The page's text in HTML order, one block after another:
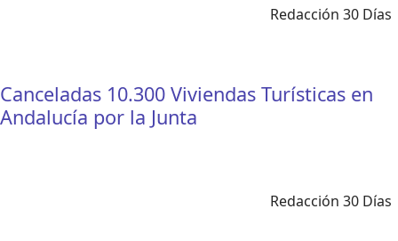
Redacción 30 Días
Canceladas 10.300 Viviendas Turísticas en
Andalucía por la Junta
Redacción 30 Días